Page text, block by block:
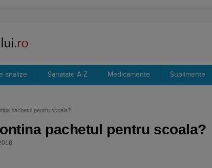
analize Sanatate A-Z Medicamente Suplimente
pachetul pentru scoala?
pachetul pentru scoala?